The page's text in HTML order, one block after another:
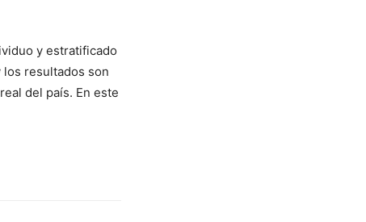
y estratificado
resultados son
del país. En este